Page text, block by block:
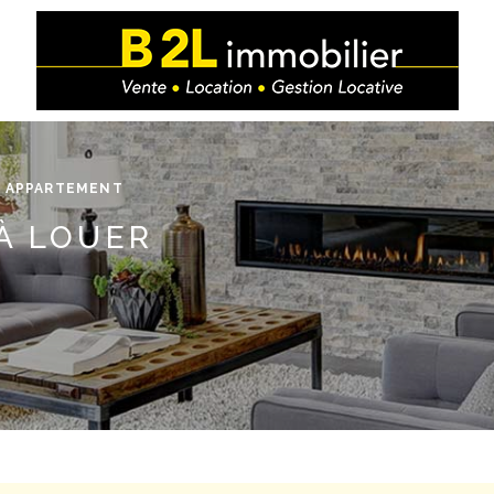
APPARTEMENT
LOUER